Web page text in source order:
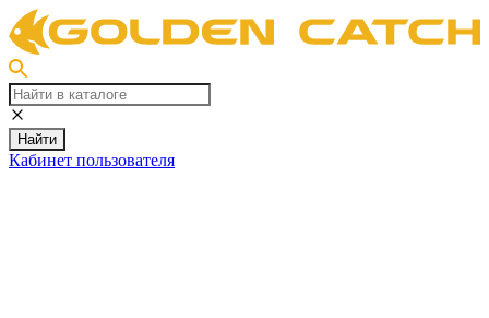
Найти
Кабинет пользователя